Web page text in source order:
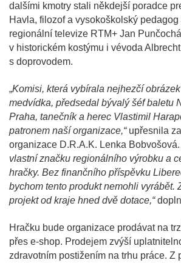
dalšími kmotry stali někdejší poradce
Havla, filozof a vysokoškolský
regionální televize RTM+ Jan
v historickém kostýmu i vévoda
s doprovodem.
„Komisi, která vybírala nejhezčí
medvídka, předsedal bývalý šéf baletu
Praha, tanečník a herec Vlastimil
patronem naší organizace,“upřesnila
organizace D.R.A.K. Lenka Bobvošová.
vlastní značku regionálního výrobku a
hračky. Bez finančního příspěvku
bychom tento produkt nemohli vyrábět.
projekt od kraje hned dvě dotace,“
Hračku bude organizace prodávat na
přes e-shop. Prodejem zvýší
zdravotním postižením na trhu práce. Z